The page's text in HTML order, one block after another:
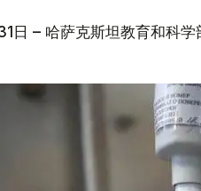
日 – 哈萨克斯坦教育和科